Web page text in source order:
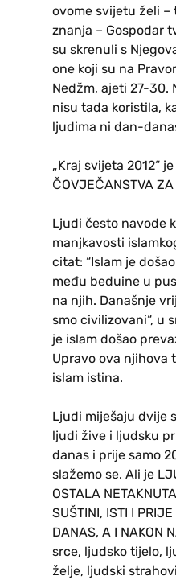
ovome svijetu želi
znanja – Gospodar
su skrenuli s
one koji su na
Nedžm, ajeti 27-30.
nisu tada koristila,
ljudima ni dan-
„Kraj svijeta 2012“ je
ČOVJEČANSTVA
Ljudi često navode
manjkavosti
citat: “Islam je
među beduine u
na njih. Današnje
smo civilizovani“, u
je islam došao
Upravo ova njihova
islam istina.
Ljudi miješaju dvije
ljudi žive i ljudsku
danas i prije samo
slažemo se. Ali je
OSTALA
SUŠTINI, ISTI I
DANAS, A I NAKON
srce, ljudsko tijelo,
želje, ljudski